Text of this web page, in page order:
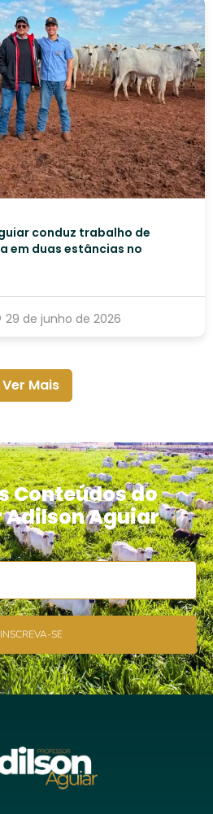
conduz trabalho de
em duas estâncias no
29 de junho de 2026
Ver Mais
Conteúdos do
Adilson Aguiar
INSCREVA-SE